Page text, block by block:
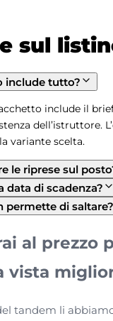
sul
include tutto?
include il
dell’istruttore.
variante scelta.
le riprese sul
data di scadenza?
permette di saltare?
al prezzo
vista
tandem li